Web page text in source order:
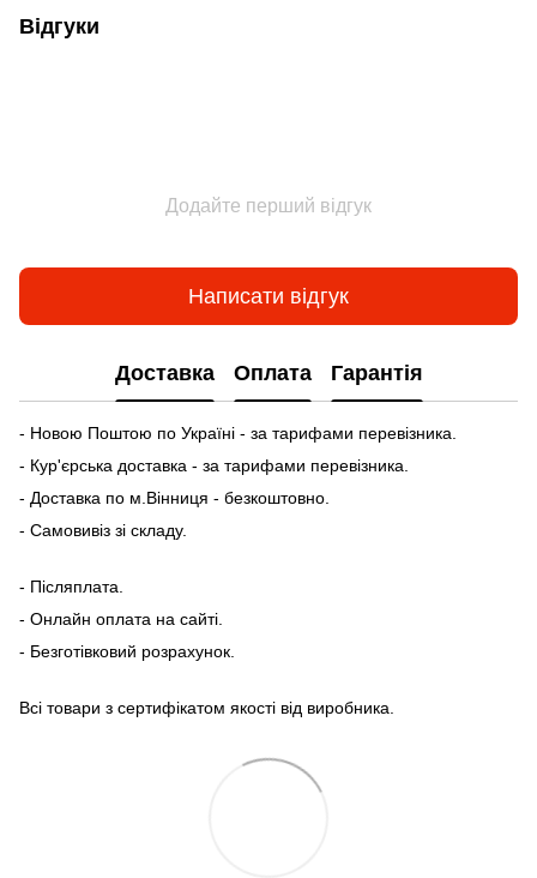
Відгуки
Додайте перший відгук
Написати відгук
Доставка Оплата Гарантія
- Новою Поштою по Україні - за тарифами перевізника.
- Кур'єрська доставка - за тарифами перевізника.
- Доставка по м.Вінниця - безкоштовно.
- Самовивіз зі складу.
- Післяплата.
- Онлайн оплата на сайті.
- Безготівковий розрахунок.
Всі товари з сертифікатом якості від виробника.